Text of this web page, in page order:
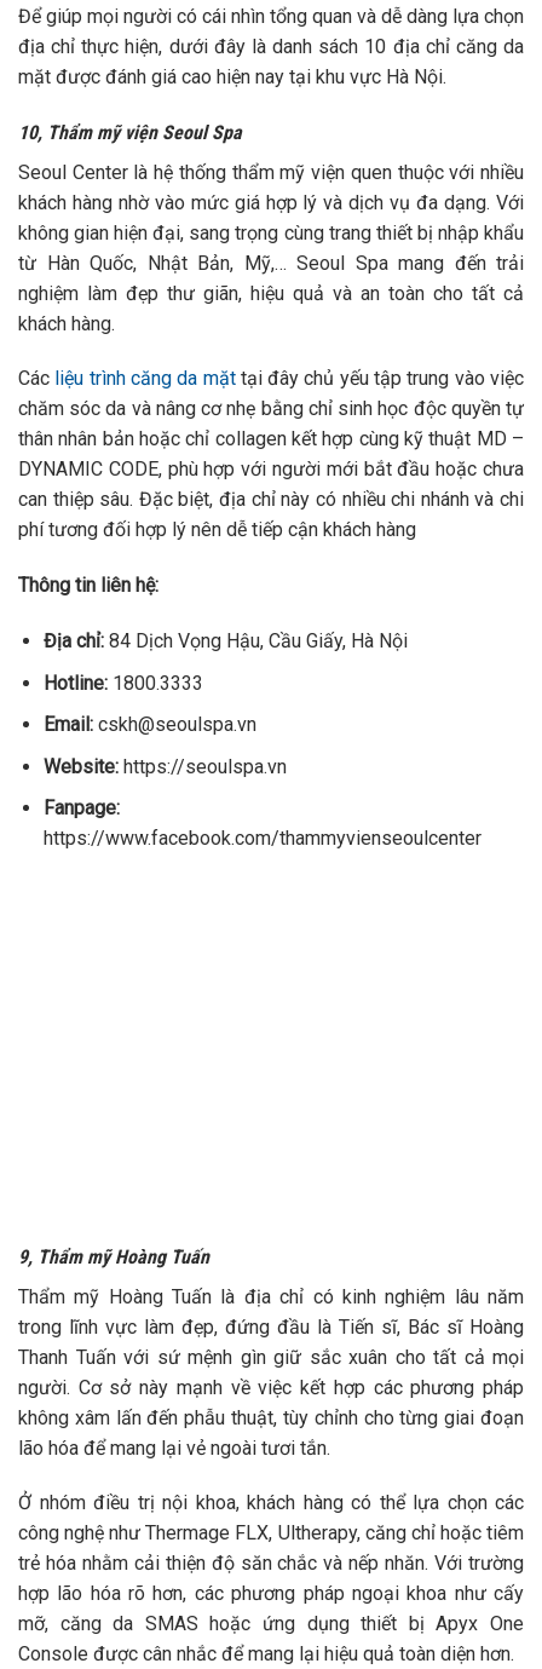
Để giúp mọi người có cái nhìn tổng quan và dễ dàng lựa chọn
địa chỉ thực hiện, dưới đây là danh sách 10 địa chỉ căng da
mặt được đánh giá cao hiện nay tại khu vực Hà Nội.
10, Thẩm mỹ viện Seoul Spa
Seoul Center là hệ thống thẩm mỹ viện quen thuộc với nhiều
khách hàng nhờ vào mức giá hợp lý và dịch vụ đa dạng. Với
không gian hiện đại, sang trọng cùng trang thiết bị nhập khẩu
từ Hàn Quốc, Nhật Bản, Mỹ,… Seoul Spa mang đến trải
nghiệm làm đẹp thư giãn, hiệu quả và an toàn cho tất cả
khách hàng.
Các liệu trình căng da mặttại đây chủ yếu tập trung vào việc
chăm sóc da và nâng cơ nhẹ bằng chỉ sinh học độc quyền tự
thân nhân bản hoặc chỉ collagen kết hợp cùng kỹ thuật MD –
DYNAMIC CODE, phù hợp với người mới bắt đầu hoặc chưa
can thiệp sâu. Đặc biệt, địa chỉ này có nhiều chi nhánh và chi
phí tương đối hợp lý nên dễ tiếp cận khách hàng
Thông tin liên hệ:
Địa chỉ: 84 Dịch Vọng Hậu, Cầu Giấy, Hà Nội
Hotline:1800.3333
Email:cskh@seoulspa.vn
Website:https://seoulspa.vn
Fanpage:
https://www.facebook.com/thammyvienseoulcenter
9, Thẩm mỹ Hoàng Tuấn
Thẩm mỹ Hoàng Tuấn là địa chỉ có kinh nghiệm lâu năm
trong lĩnh vực làm đẹp, đứng đầu là Tiến sĩ, Bác sĩ Hoàng
Thanh Tuấn với sứ mệnh gìn giữ sắc xuân cho tất cả mọi
người. Cơ sở này mạnh về việc kết hợp các phương pháp
không xâm lấn đến phẫu thuật, tùy chỉnh cho từng giai đoạn
lão hóa để mang lại vẻ ngoài tươi tắn.
Ở nhóm điều trị nội khoa, khách hàng có thể lựa chọn các
công nghệ như Thermage FLX, Ultherapy, căng chỉ hoặc tiêm
trẻ hóa nhằm cải thiện độ săn chắc và nếp nhăn. Với trường
hợp lão hóa rõ hơn, các phương pháp ngoại khoa như cấy
mỡ, căng da SMAS hoặc ứng dụng thiết bị Apyx One
Console được cân nhắc để mang lại hiệu quả toàn diện hơn.